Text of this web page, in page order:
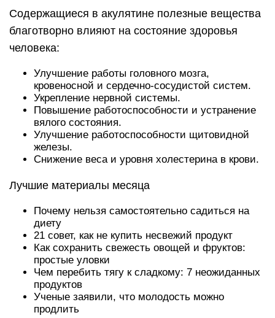
Содержащиеся в акулятине полезные вещества
благотворно влияют на состояние здоровья
человека:
Улучшение работы головного мозга,
кровеносной и сердечно-сосудистой систем.
Укрепление нервной системы.
Повышение работоспособности и устранение
вялого состояния.
Улучшение работоспособности щитовидной
железы.
Снижение веса и уровня холестерина в крови.
Лучшие материалы месяца
Почему нельзя самостоятельно садиться на
диету
21 совет, как не купить несвежий продукт
Как сохранить свежесть овощей и фруктов:
простые уловки
Чем перебить тягу к сладкому: 7 неожиданных
продуктов
Ученые заявили, что молодость можно
продлить